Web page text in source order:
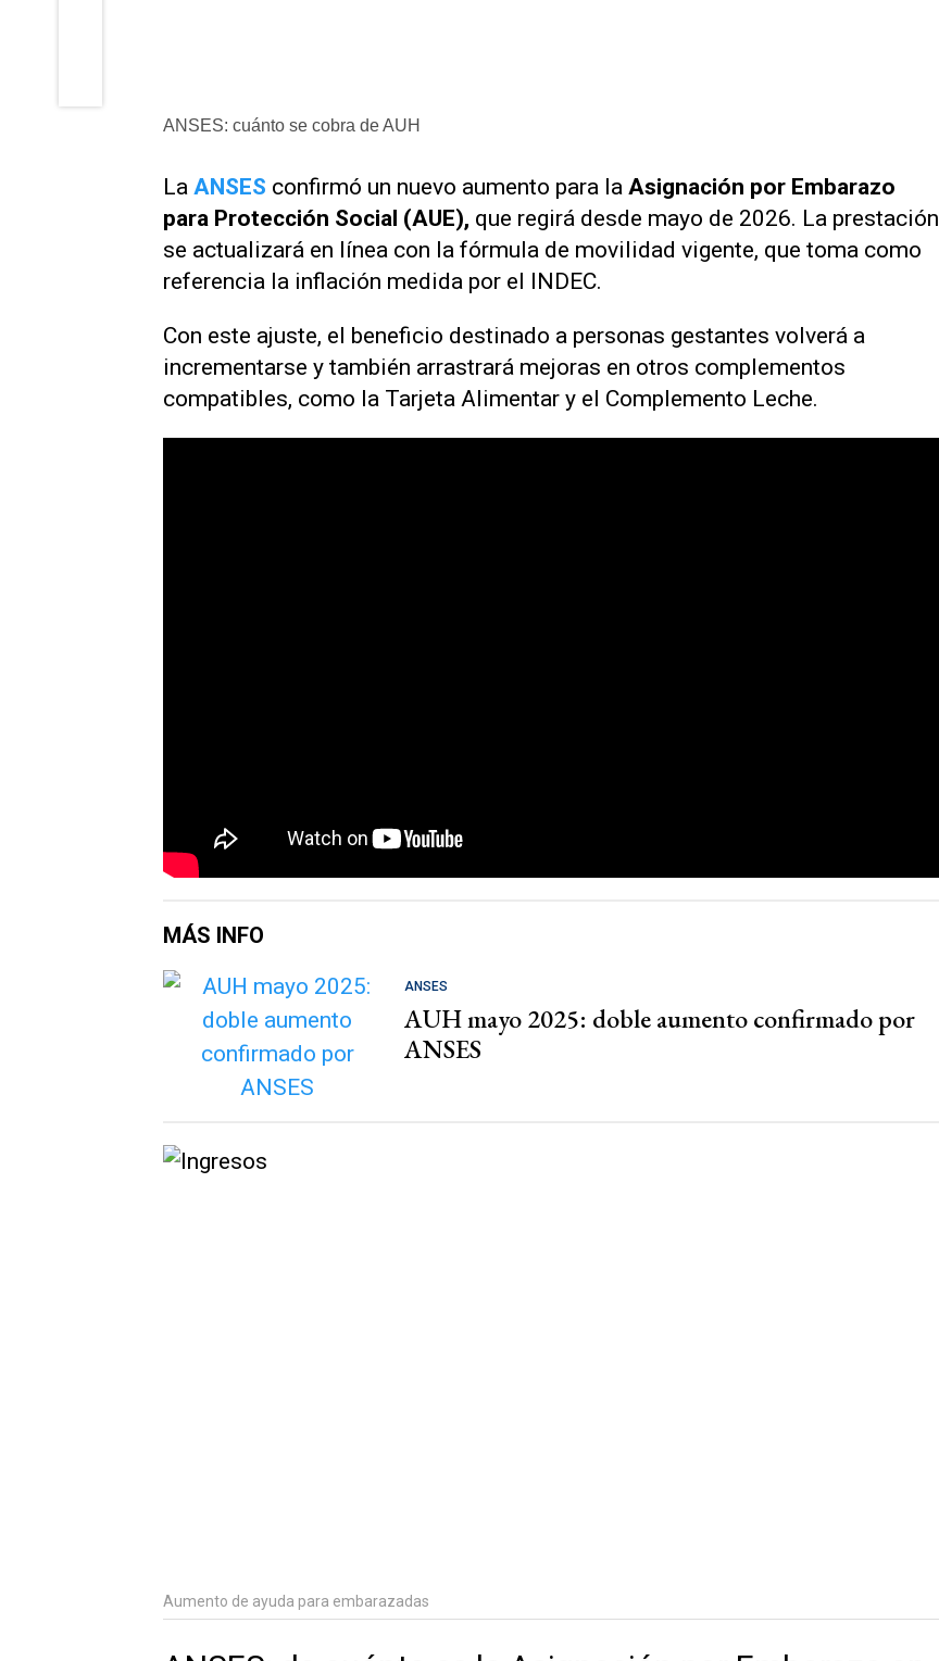
ANSES: cuánto se cobra de AUH
La ANSES confirmó un nuevo aumento para la Asignación por Embarazo
para Protección Social (AUE), que regirá desde mayo de 2026. La prestación
se actualizará en línea con la fórmula de movilidad vigente, que toma como
referencia la inflación medida por el INDEC.
Con este ajuste, el beneficio destinado a personas gestantes volverá a
incrementarse y también arrastrará mejoras en otros complementos
compatibles, como la Tarjeta Alimentar y el Complemento Leche.
MÁS INFO
ANSES
AUH mayo 2025: doble aumento confirmado por
ANSES
Aumento de ayuda para embarazadas